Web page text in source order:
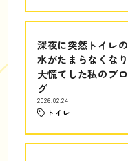
深夜に突然トイレの
水がたまらなくなり
大慌てした私のブロ
グ
2026.02.24
トイレ